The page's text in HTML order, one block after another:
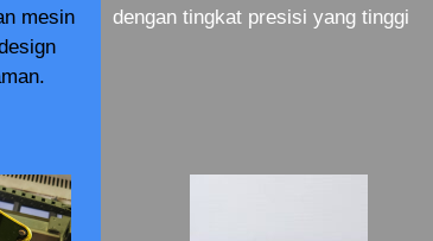
mesin
dengan tingkat presisi yang tinggi